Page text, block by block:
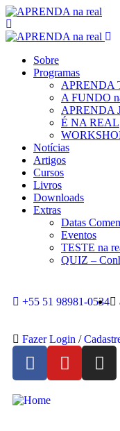
Sobre
Programas
APRENDA
A FUNDO
APRENDA
É NA REAL
Notícias
Artigos
Cursos
Livros
Downloads
Extras
Datas
Eventos
TESTE na
QUIZ –
+55 51 98981-0534
Fazer Login /